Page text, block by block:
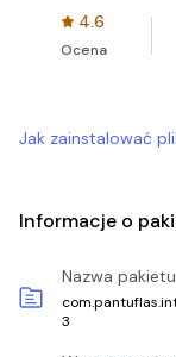
4.6
Ocena
Jak zainstalować
Informacje o
Nazwa pakietu
3